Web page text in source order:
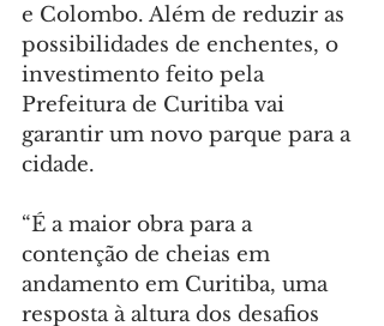
e Colombo. Além de reduzir as
possibilidades de enchentes, o
investimento feito pela
Prefeitura de Curitiba vai
garantir um novo parque para a
cidade.
“É a maior obra para a
contenção de cheias em
andamento em Curitiba, uma
resposta à altura dos desafios